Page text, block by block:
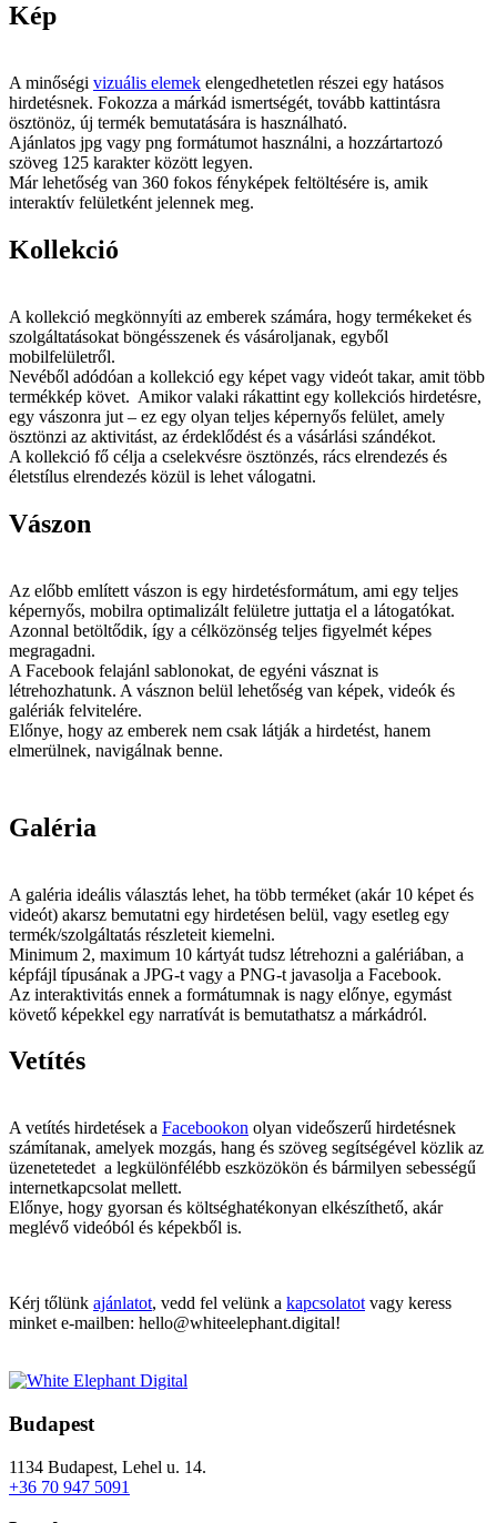
Kép
A minőségi vizuális elemek elengedhetetlen részei egy hatásos
hirdetésnek. Fokozza a márkád ismertségét, tovább kattintásra
ösztönöz, új termék bemutatására is használható.
Ajánlatos jpg vagy png formátumot használni, a hozzártartozó
szöveg 125 karakter között legyen.
Már lehetőség van 360 fokos fényképek feltöltésére is, amik
interaktív felületként jelennek meg.
Kollekció
A kollekció megkönnyíti az emberek számára, hogy termékeket és
szolgáltatásokat böngésszenek és vásároljanak, egyből
mobilfelületről.
Nevéből adódóan a kollekció egy képet vagy videót takar, amit több
termékkép követ. Amikor valaki rákattint egy kollekciós hirdetésre,
egy vászonra jut – ez egy olyan teljes képernyős felület, amely
ösztönzi az aktivitást, az érdeklődést és a vásárlási szándékot.
A kollekció fő célja a cselekvésre ösztönzés, rács elrendezés és
életstílus elrendezés közül is lehet válogatni.
Vászon
Az előbb említett vászon is egy hirdetésformátum, ami egy teljes
képernyős, mobilra optimalizált felületre juttatja el a látogatókat.
Azonnal betöltődik, így a célközönség teljes figyelmét képes
megragadni.
A Facebook felajánl sablonokat, de egyéni vásznat is
létrehozhatunk. A vásznon belül lehetőség van képek, videók és
galériák felvitelére.
Előnye, hogy az emberek nem csak látják a hirdetést, hanem
elmerülnek, navigálnak benne.
Galéria
A galéria ideális választás lehet, ha több terméket (akár 10 képet és
videót) akarsz bemutatni egy hirdetésen belül, vagy esetleg egy
termék/szolgáltatás részleteit kiemelni.
Minimum 2, maximum 10 kártyát tudsz létrehozni a galériában, a
képfájl típusának a JPG-t vagy a PNG-t javasolja a Facebook.
Az interaktivitás ennek a formátumnak is nagy előnye, egymást
követő képekkel egy narratívát is bemutathatsz a márkádról.
Vetítés
A vetítés hirdetések a Facebookon olyan videőszerű hirdetésnek
számítanak, amelyek mozgás, hang és szöveg segítségével közlik az
üzenetetedet a legkülönfélébb eszközökön és bármilyen sebességű
internetkapcsolat mellett.
Előnye, hogy gyorsan és költséghatékonyan elkészíthető, akár
meglévő videóból és képekből is.
Kérj tőlünk ajánlatot, vedd fel velünk a kapcsolatot vagy keress
minket e-mailben: hello@whiteelephant.digital!
Budapest
1134 Budapest, Lehel u. 14.
+36 70 947 5091